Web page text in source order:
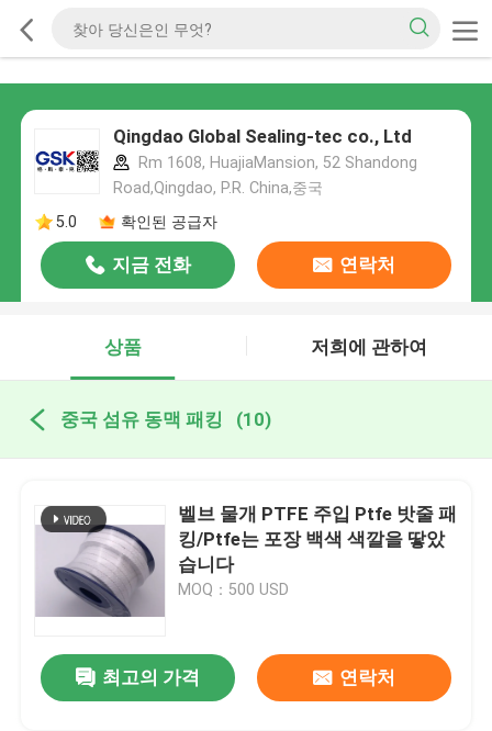
Qingdao Global Sealing-tec co., Ltd
Rm 1608, HuajiaMansion, 52 Shandong
Road,Qingdao, P.R. China,중국
5.0
확인된 공급자
지금 전화 연락처
상품 저희에 관하여
중국 섬유 동맥 패킹 (10)
벨브 물개 PTFE 주입 Ptfe 밧줄 패
킹/Ptfe는 포장 백색 색깔을 땋았
습니다
MOQ：500 USD
최고의 가격 연락처